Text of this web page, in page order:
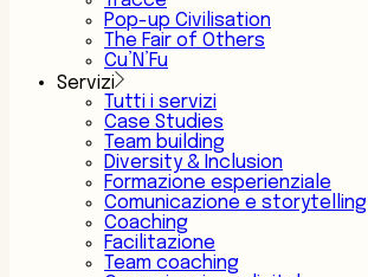
Pop-up Civilisation
The Fair of Others
Cu’N’Fu
Servizi
Tutti i servizi
Case Studies
Team building
Diversity & Inclusion
Formazione esperienziale
Comunicazione e storytelling
Coaching
Facilitazione
Team coaching